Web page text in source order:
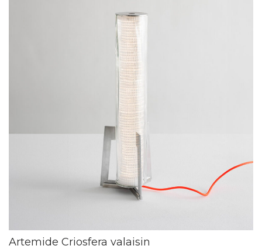
Artemide Criosfera valaisin